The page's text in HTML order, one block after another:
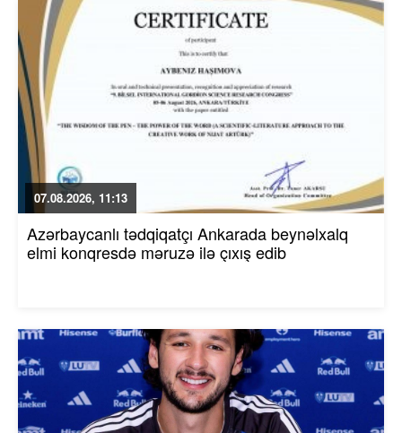
07.08.2026, 11:13
Azərbaycanlı tədqiqatçı Ankarada beynəlxalq
elmi konqresdə məruzə ilə çıxış edib